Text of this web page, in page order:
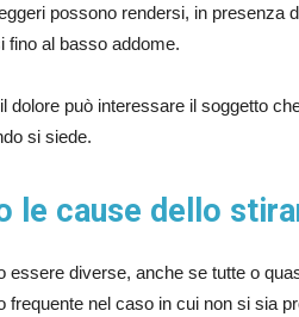
possono rendersi, in presenza
fino al basso addome.
dolore può interessare il soggetto
si siede.
le cause dello
essere diverse, anche se tutte o
frequente nel caso in cui non si sia